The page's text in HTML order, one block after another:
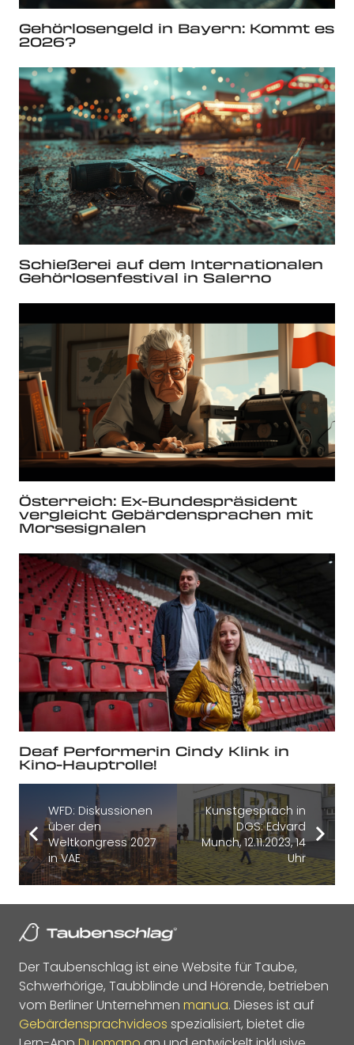
Gehörlosengeld in Bayern: Kommt es
2026?
Schießerei auf dem Internationalen
Gehörlosenfestival in Salerno
Österreich: Ex-Bundespräsident
vergleicht Gebärdensprachen mit
Morsesignalen
Deaf Performerin Cindy Klink in
Kino-Hauptrolle!
WFD: Diskussionen
über den
Weltkongress 2027
in VAE
Kunstgespräch in
DGS: Edvard
Munch, 12.11.2023, 14
Uhr
Der Taubenschlag ist eine Website für Taube,
Schwerhörige, Taubblinde und Hörende, betrieben
vom Berliner Unternehmen manua. Dieses ist auf
Gebärdensprachvideos spezialisiert, bietet die